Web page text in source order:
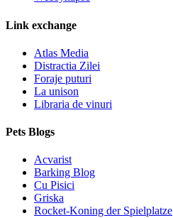
Link exchange
Atlas Media
Distractia Zilei
Foraje puturi
La unison
Libraria de vinuri
Pets Blogs
Acvarist
Barking Blog
Cu Pisici
Griska
Rocket-Koning der Spielplatze